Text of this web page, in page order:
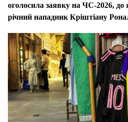
оголосила заявку на ЧС-2026, до
річний нападник Кріштіану